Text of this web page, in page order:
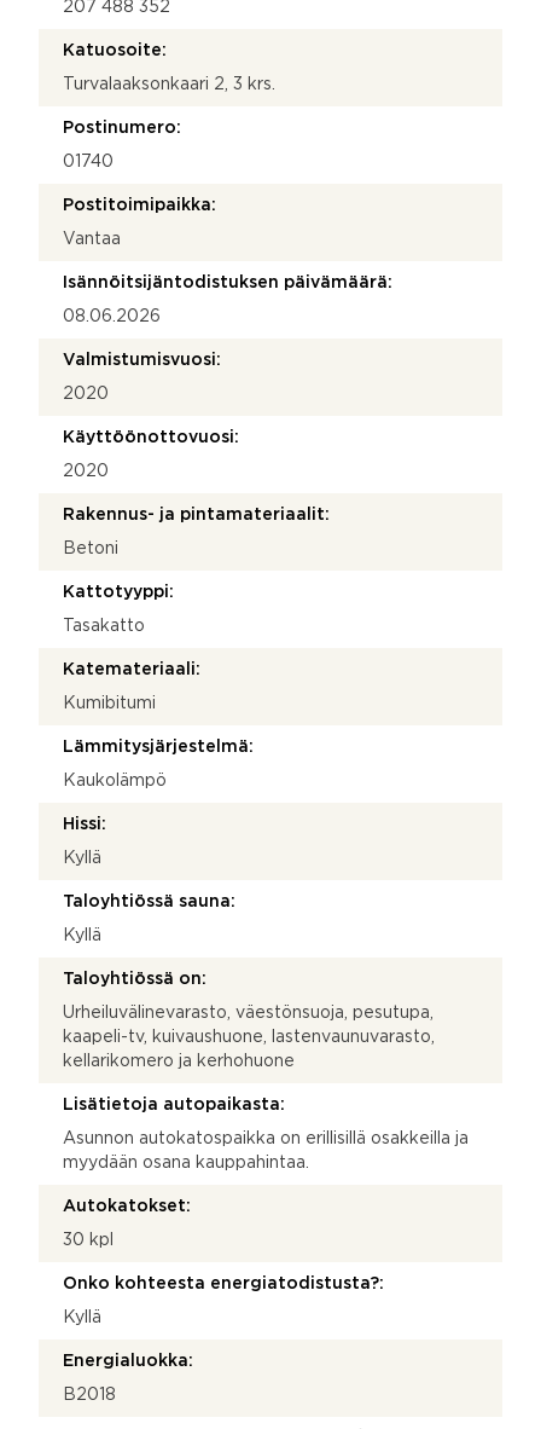
207 488 352
Katuosoite:
Turvalaaksonkaari 2, 3 krs.
Postinumero:
01740
Postitoimipaikka:
Vantaa
Isännöitsijäntodistuksen päivämäärä:
08.06.2026
Valmistumisvuosi:
2020
Käyttöönottovuosi:
2020
Rakennus- ja pintamateriaalit:
Betoni
Kattotyyppi:
Tasakatto
Katemateriaali:
Kumibitumi
Lämmitysjärjestelmä:
Kaukolämpö
Hissi:
Kyllä
Taloyhtiössä sauna:
Kyllä
Taloyhtiössä on:
Urheiluvälinevarasto, väestönsuoja, pesutupa,
kaapeli-tv, kuivaushuone, lastenvaunuvarasto,
kellarikomero ja kerhohuone
Lisätietoja autopaikasta:
Asunnon autokatospaikka on erillisillä osakkeilla ja
myydään osana kauppahintaa.
Autokatokset:
30 kpl
Onko kohteesta energiatodistusta?:
Kyllä
Energialuokka:
B2018